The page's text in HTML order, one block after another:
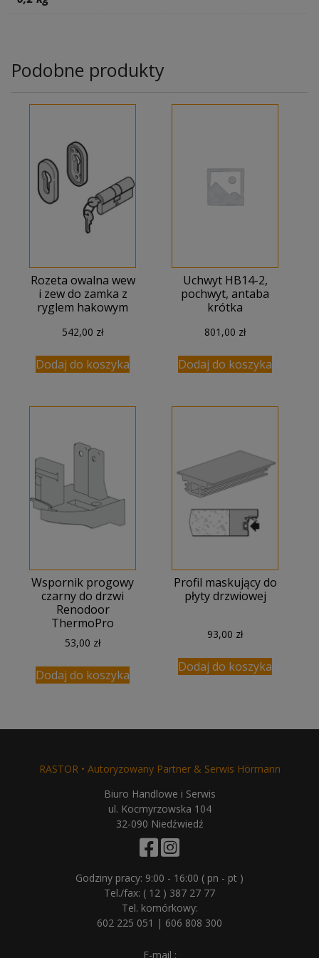
Podobne produkty
Rozeta owalna wew
i zew do zamka z
ryglem hakowym
542,00 zł
Dodaj do koszyka
Uchwyt HB14-2,
pochwyt, antaba
krótka
801,00 zł
Dodaj do koszyka
Wspornik progowy
czarny do drzwi
Renodoor
ThermoPro
53,00 zł
Dodaj do koszyka
Profil maskujący do
płyty drzwiowej
93,00 zł
Dodaj do koszyka
RASTOR • Autoryzowany Partner & Serwis Hörmann
Biuro Handlowe i Serwis
ul. Kocmyrzowska 104
32-090 Niedźwiedź
Godziny pracy: 9:00 - 16:00 ( pn - pt )
Tel./fax: ( 12 ) 387 27 77
Tel. komórkowy:
602 225 051 | 606 808 300
E-mail :